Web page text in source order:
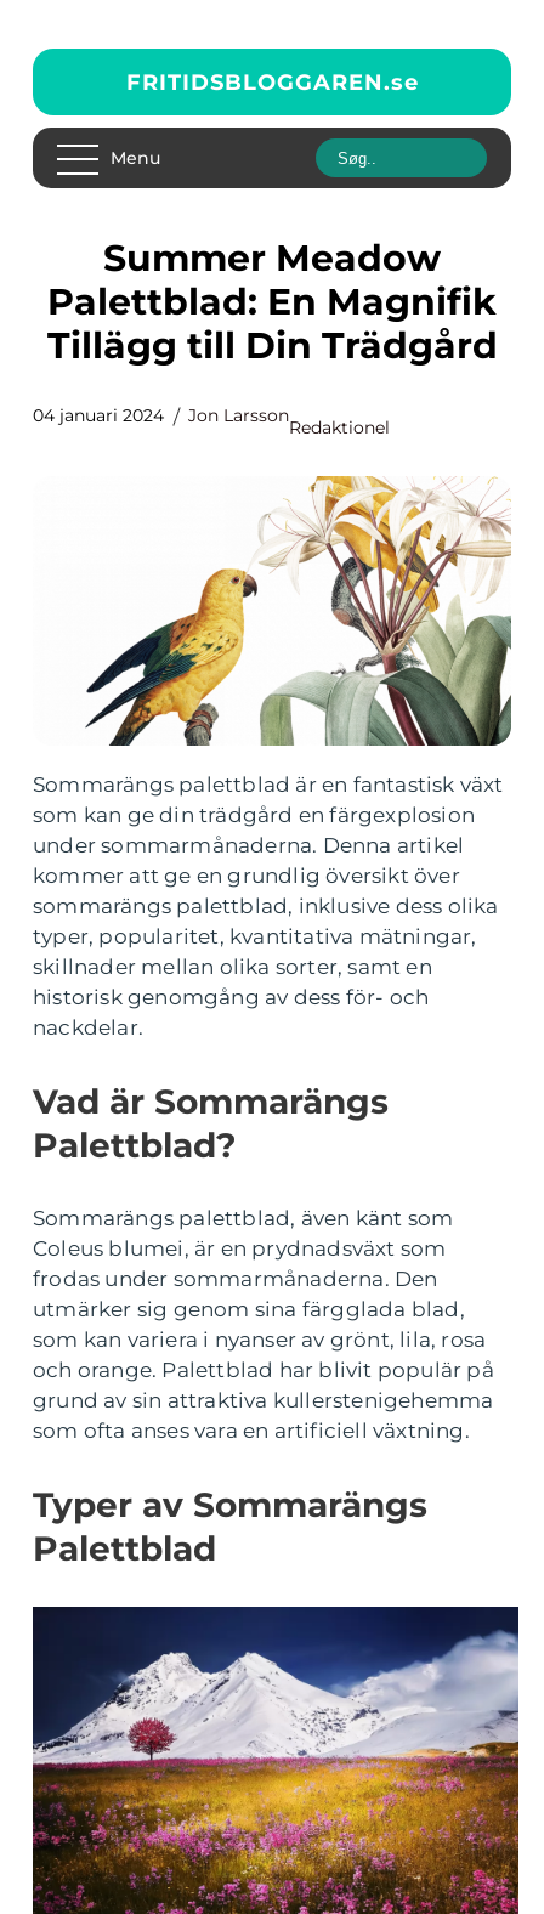
FRITIDSBLOGGAREN.se
Menu
Summer Meadow
Palettblad: En Magnifik
Tillägg till Din Trädgård
04 januari 2024 Jon Larsson
Redaktionel
Sommarängs palettblad är en fantastisk växt
som kan ge din trädgård en färgexplosion
under sommarmånaderna. Denna artikel
kommer att ge en grundlig översikt över
sommarängs palettblad, inklusive dess olika
typer, popularitet, kvantitativa mätningar,
skillnader mellan olika sorter, samt en
historisk genomgång av dess för- och
nackdelar.
Vad är Sommarängs
Palettblad?
Sommarängs palettblad, även känt som
Coleus blumei, är en prydnadsväxt som
frodas under sommarmånaderna. Den
utmärker sig genom sina färgglada blad,
som kan variera i nyanser av grönt, lila, rosa
och orange. Palettblad har blivit populär på
grund av sin attraktiva kullerstenigehemma
som ofta anses vara en artificiell växtning.
Typer av Sommarängs
Palettblad